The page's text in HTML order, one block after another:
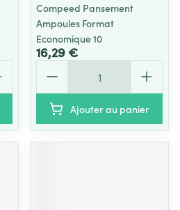
Compeed Pansement
Ampoules Format
Economique 10
16,29 €
Ajouter au panier